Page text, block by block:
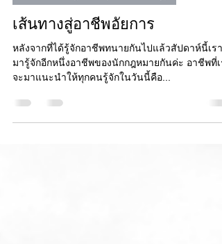
เส้นทางนักกฎหมาย (Law Journey)
เส้นทางสู่อาชีพอัยการ
หลังจากที่ได้รู้จักอาชีพทนายกันไปแล้วสัปดาห์นี้เรา
จะมาแนะนำให้ทุกคนรู้จักในวันนี้คือ...